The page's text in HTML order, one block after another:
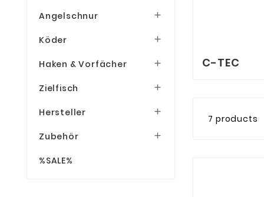
Angelschnur 
Köder 
Haken & Vorfächer 
Zielfisch 
Hersteller 
Zubehör 
%SALE%
C-TEC
7 products